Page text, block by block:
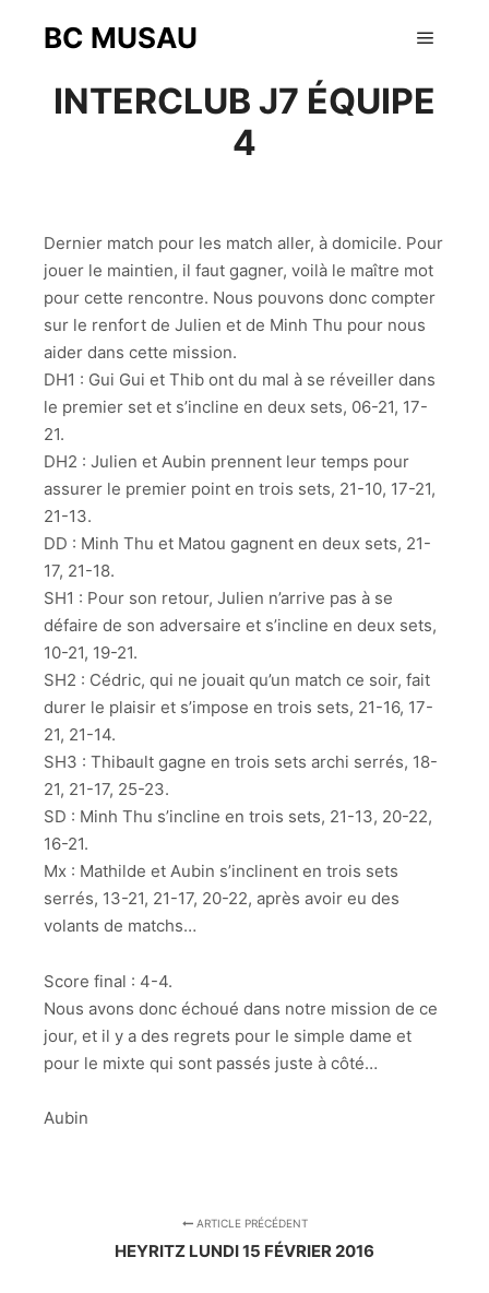
BC MUSAU
INTERCLUB J7 ÉQUIPE
4
Dernier match pour les match aller, à domicile. Pour
jouer le maintien, il faut gagner, voilà le maître mot
pour cette rencontre. Nous pouvons donc compter
sur le renfort de Julien et de Minh Thu pour nous
aider dans cette mission.
DH1 : Gui Gui et Thib ont du mal à se réveiller dans
le premier set et s’incline en deux sets, 06-21, 17-
21.
DH2 : Julien et Aubin prennent leur temps pour
assurer le premier point en trois sets, 21-10, 17-21,
21-13.
DD : Minh Thu et Matou gagnent en deux sets, 21-
17, 21-18.
SH1 : Pour son retour, Julien n’arrive pas à se
défaire de son adversaire et s’incline en deux sets,
10-21, 19-21.
SH2 : Cédric, qui ne jouait qu’un match ce soir, fait
durer le plaisir et s’impose en trois sets, 21-16, 17-
21, 21-14.
SH3 : Thibault gagne en trois sets archi serrés, 18-
21, 21-17, 25-23.
SD : Minh Thu s’incline en trois sets, 21-13, 20-22,
16-21.
Mx : Mathilde et Aubin s’inclinent en trois sets
serrés, 13-21, 21-17, 20-22, après avoir eu des
volants de matchs…
Score final : 4-4.
Nous avons donc échoué dans notre mission de ce
jour, et il y a des regrets pour le simple dame et
pour le mixte qui sont passés juste à côté…
Aubin
ARTICLE PRÉCÉDENT
HEYRITZ LUNDI 15 FÉVRIER 2016